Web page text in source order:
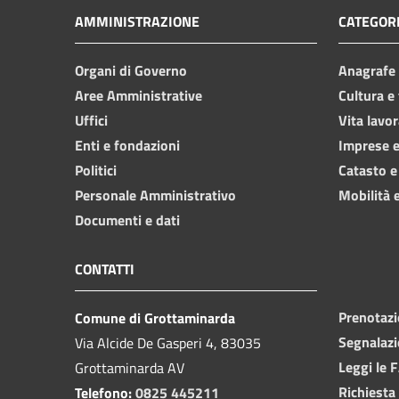
AMMINISTRAZIONE
Organi di Governo
Aree Amministrative
Uffici
Enti e fondazioni
Politici
Personale Amministrativo
Documenti e dati
Cultura
Vita
Imprese
Catasto
Mobilità
CONTATTI
Comune di Grottaminarda
Via Alcide De Gasperi 4, 83035
Grottaminarda AV
Telefono:0825 445211
Leggi le